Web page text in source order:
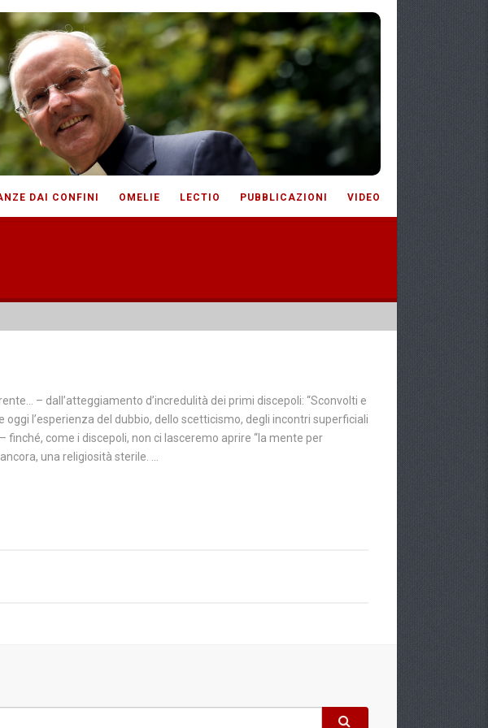
DAI CONFINI OMELIE LECTIO PUBBLICAZIONI VIDEO
– dall’atteggiamento d’incredulità dei primi discepoli: “Sconvolti e
oggi l’esperienza del dubbio, dello scetticismo, degli incontri superficiali
come i discepoli, non ci lasceremo aprire “la mente per
una religiosità sterile. …